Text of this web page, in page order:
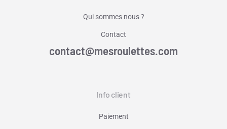
Qui sommes nous ?
Contact
contact@mesroulettes.com
Info client
Paiement